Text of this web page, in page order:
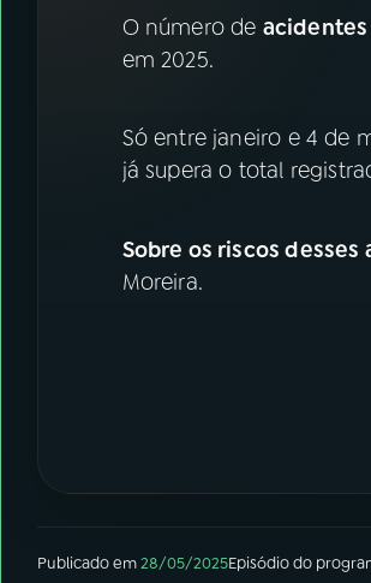
ÚLTIMAS
FESTIVAL DE MÚSICA
YouTube
O número de acidentes
em 2025.
Só entre janeiro e 4 de
já supera o total
Sobre os riscos
Moreira.
Publicado em28/05/2025Episódiodo